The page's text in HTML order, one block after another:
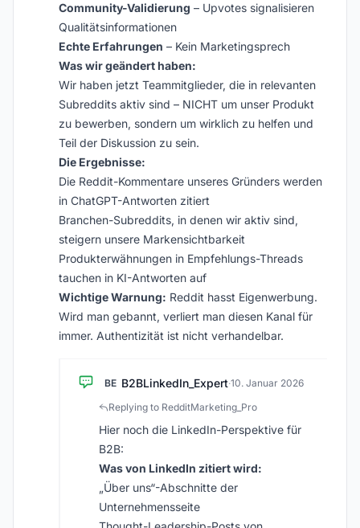
Community-Validierung – Upvotes signalisieren
Qualitätsinformationen
Echte Erfahrungen – Kein Marketingsprech
Was wir geändert haben:
Wir haben jetzt Teammitglieder, die in relevanten
Subreddits aktiv sind – NICHT um unser Produkt
zu bewerben, sondern um wirklich zu helfen und
Teil der Diskussion zu sein.
Die Ergebnisse:
Die Reddit-Kommentare unseres Gründers werden
in ChatGPT-Antworten zitiert
Branchen-Subreddits, in denen wir aktiv sind,
steigern unsere Marken­sichtbarkeit
Produkterwähnungen in Empfehlungs-Threads
tauchen in KI-Antworten auf
Wichtige Warnung: Reddit hasst Eigenwerbung.
Wird man gebannt, verliert man diesen Kanal für
immer. Authentizität ist nicht verhandelbar.
BE B2BLinkedIn_Expert·10. Januar 2026
Replying to RedditMarketing_Pro
Hier noch die LinkedIn-Perspektive für
B2B:
Was von LinkedIn zitiert wird:
„Über uns“-Abschnitte der
Unternehmensseite